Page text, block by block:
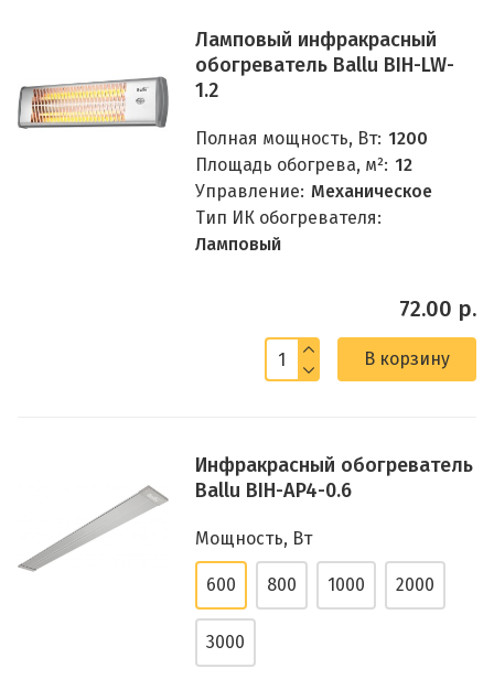
Ламповый инфракрасный
обогреватель Ballu BIH-LW-
1.2
Полная мощность, Вт: 1200
Площадь обогрева, м²: 12
Управление: Механическое
Тип ИК обогревателя:
Ламповый
72.00 р.
В корзину
Инфракрасный обогреватель
Ballu BIH-AP4-0.6
Мощность, Вт
600 800 1000 2000
3000